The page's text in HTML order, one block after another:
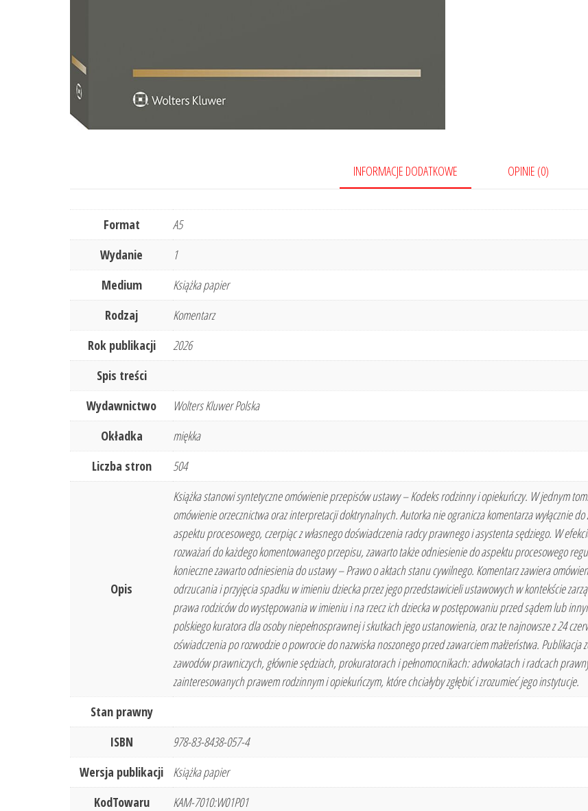
INFORMACJE DODATKOWE OPINIE (0)
Format
A5
Wydanie
1
Medium
Książka papier
Rodzaj
Komentarz
Rok publikacji
2026
Spis treści
Wydawnictwo
Wolters Kluwer Polska
Okładka
miękka
Liczba stron
504
Opis
Książka stanowi syntetyczne omówienie przepisów ustawy – Kodeks rodzinny i opiekuńczy. W jednym
omówienie orzecznictwa oraz interpretacji doktrynalnych. Autorka nie ogranicza komentarza wyłącznie
aspektu procesowego, czerpiąc z własnego doświadczenia radcy prawnego i asystenta sędziego. W
rozważań do każdego komentowanego przepisu, zawarto także odniesienie do aspektu procesowego
konieczne zawarto odniesienia do ustawy – Prawo o aktach stanu cywilnego. Komentarz zawiera
odrzucania i przyjęcia spadku w imieniu dziecka przez jego przedstawicieli ustawowych w kontekście
prawa rodziców do występowania w imieniu i na rzecz ich dziecka w postępowaniu przed sądem lub
polskiego kuratora dla osoby niepełnosprawnej i skutkach jego ustanowienia, oraz te najnowsze z 24
oświadczenia po rozwodzie o powrocie do nazwiska noszonego przed zawarciem małżeństwa.
zawodów prawniczych, głównie sędziach, prokuratorach i pełnomocnikach: adwokatach i radcach
zainteresowanych prawem rodzinnym i opiekuńczym, które chciałyby zgłębić i zrozumieć jego instytucje.
Stan prawny
ISBN
978-83-8438-057-4
Wersja publikacji
Książka papier
KodTowaru
KAM-7010:W01P01